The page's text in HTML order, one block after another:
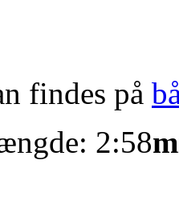
findes på
2:58